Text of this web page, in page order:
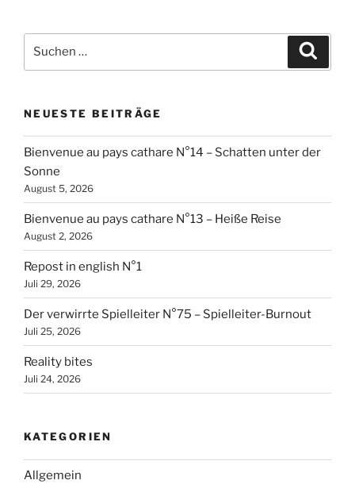
nach:
NEUESTE BEITRÄGE
Bienvenue au pays cathare N°14 – Schatten unter der
Sonne
August 5, 2026
Bienvenue au pays cathare N°13 – Heiße Reise
August 2, 2026
Repost in english N°1
Juli 29, 2026
Der verwirrte Spielleiter N°75 – Spielleiter-Burnout
Juli 25, 2026
Reality bites
Juli 24, 2026
KATEGORIEN
Allgemein